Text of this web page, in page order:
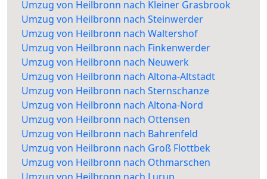
Umzug von Heilbronn nach Kleiner Grasbrook
Umzug von Heilbronn nach Steinwerder
Umzug von Heilbronn nach Waltershof
Umzug von Heilbronn nach Finkenwerder
Umzug von Heilbronn nach Neuwerk
Umzug von Heilbronn nach Altona-Altstadt
Umzug von Heilbronn nach Sternschanze
Umzug von Heilbronn nach Altona-Nord
Umzug von Heilbronn nach Ottensen
Umzug von Heilbronn nach Bahrenfeld
Umzug von Heilbronn nach Groß Flottbek
Umzug von Heilbronn nach Othmarschen